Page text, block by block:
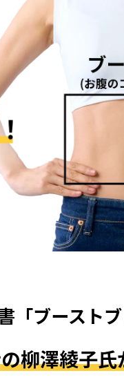
「ブースト
柳澤綾子